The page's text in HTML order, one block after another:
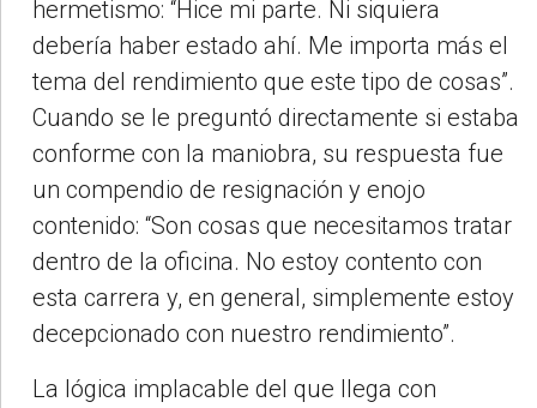
hermetismo: “Hice mi parte. Ni siquiera
debería haber estado ahí. Me importa más el
tema del rendimiento que este tipo de cosas”.
Cuando se le preguntó directamente si estaba
conforme con la maniobra, su respuesta fue
un compendio de resignación y enojo
contenido: “Son cosas que necesitamos tratar
dentro de la oficina. No estoy contento con
esta carrera y, en general, simplemente estoy
decepcionado con nuestro rendimiento”.
La lógica implacable del que llega con